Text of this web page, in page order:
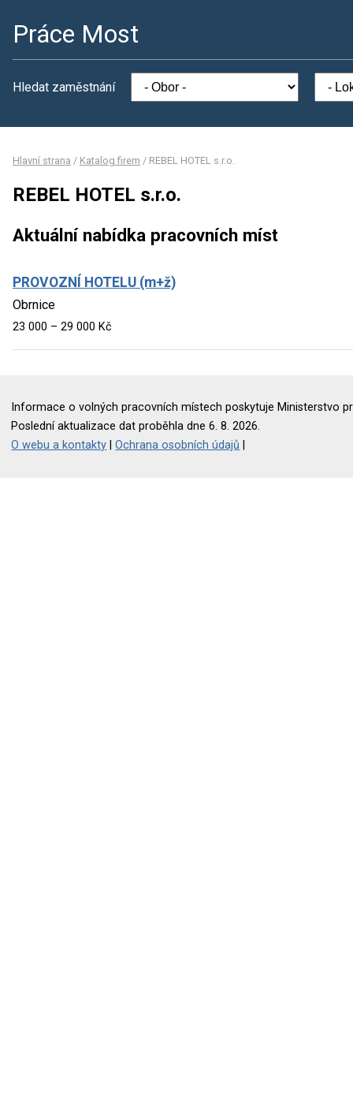
Práce Most
Hledat zaměstnání
Hlavní strana / Katalog firem / REBEL HOTEL s.r.o.
REBEL HOTEL s.r.o.
Aktuální nabídka pracovních míst
PROVOZNÍ HOTELU (m+ž)
Obrnice
23 000 – 29 000 Kč
Informace o volných pracovních místech poskytuje Ministerstvo
Poslední aktualizace dat proběhla dne 6. 8. 2026.
O webu a kontakty |Ochrana osobních údajů